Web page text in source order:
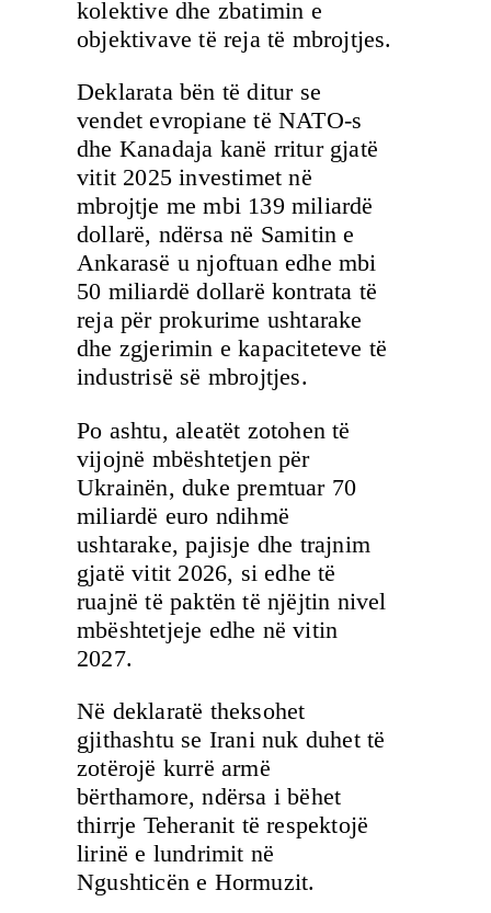
kolektive dhe zbatimin e
objektivave të reja të mbrojtjes.
Deklarata bën të ditur se
vendet evropiane të NATO-s
dhe Kanadaja kanë rritur gjatë
vitit 2025 investimet në
mbrojtje me mbi 139 miliardë
dollarë, ndërsa në Samitin e
Ankarasë u njoftuan edhe mbi
50 miliardë dollarë kontrata të
reja për prokurime ushtarake
dhe zgjerimin e kapaciteteve të
industrisë së mbrojtjes.
Po ashtu, aleatët zotohen të
vijojnë mbështetjen për
Ukrainën, duke premtuar 70
miliardë euro ndihmë
ushtarake, pajisje dhe trajnim
gjatë vitit 2026, si edhe të
ruajnë të paktën të njëjtin nivel
mbështetjeje edhe në vitin
2027.
Në deklaratë theksohet
gjithashtu se Irani nuk duhet të
zotërojë kurrë armë
bërthamore, ndërsa i bëhet
thirrje Teheranit të respektojë
lirinë e lundrimit në
Ngushticën e Hormuzit.